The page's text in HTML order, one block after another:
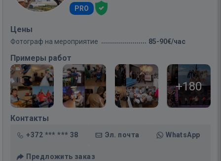
PRO
Цены
Фотограф на мероприятие 85-90€/час
Примеры работ
+180
Контакты
+372 *** *** 38 Эл. почта WhatsApp
Предложить заказ